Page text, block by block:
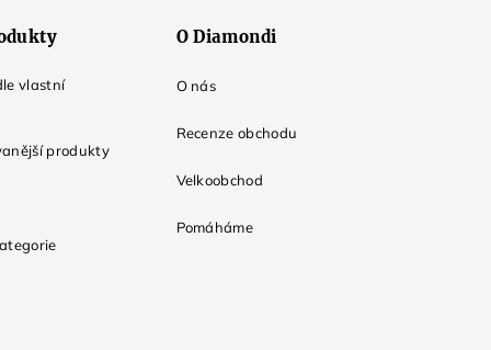
vlastní
produkty
O Diamondi
O nás
Recenze obchodu
Velkoobchod
Pomáháme